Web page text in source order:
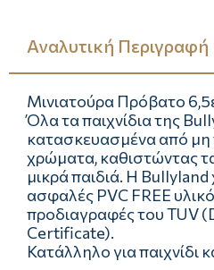
Αναλυτική Περιγραφή
Μινιατούρα Πρόβατο
Όλα τα παιχνίδια της
κατασκευασμένα από μη
χρώματα, καθιστώντας
μικρά παιδιά. Η Bullyland
ασφαλές PVC FREE υλικό
προδιαγραφές του TUV
Certificate).
Κατάλληλο για παιχνίδι